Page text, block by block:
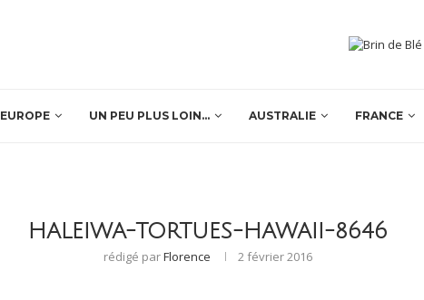
EUROPE UN PEU PLUS LOIN… AUSTRALIE FRANCE
HALEIWA-TORTUES-HAWAII-8646
rédigé parFlorence 2 février 2016